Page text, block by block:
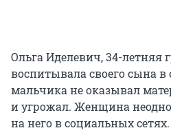
Ольга Иделевич, 34-летняя
воспитывала своего сына в
мальчика не оказывал
и угрожал. Женщина
на него в социальных сетях.